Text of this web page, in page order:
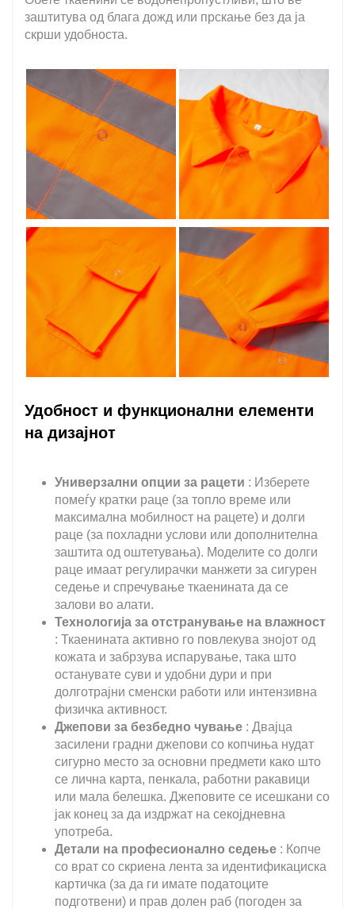
заштитува од блага дожд или прскање без да ја
скрши удобноста.
Удобност и функционални елементи
на дизајнот
Универзални опции за рацети : Изберете
помеѓу кратки раце (за топло време или
максимална мобилност на рацете) и долги
раце (за похладни услови или дополнителна
заштита од оштетувања). Моделите со долги
раце имаат регулирачки манжети за сигурен
седење и спречување ткаенината да се
залови во алати.
Технологија за отстранување на влажност
: Ткаенината активно го повлекува знојот од
кожата и забрзува испарување, така што
останувате суви и удобни дури и при
долготрајни сменски работи или интензивна
физичка активност.
Джепови за безбедно чување : Двајца
засилени градни джепови со копчиња нудат
сигурно место за основни предмети како што
се лична карта, пенкала, работни ракавици
или мала белешка. Джеповите се исешкани со
јак конец за да издржат на секојдневна
употреба.
Детали на професионално седење : Копче
со врат со скриена лента за идентификациска
картичка (за да ги имате податоците
подготвени) и прав долен раб (погоден за